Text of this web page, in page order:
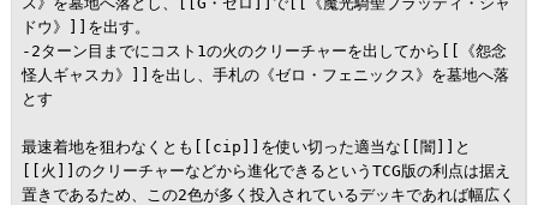
ドウ》]]を出す。
-2ターン目までにコスト1の火のクリーチャーを出してから[[《怨念
怪人ギャスカ》]]を出し、手札の《ゼロ・フェニックス》を墓地へ落
とす
最速着地を狙わなくとも[[cip]]を使い切った適当な[[闇]]と
[[火]]のクリーチャーなどから進化できるというTCG版の利点は据え
置きであるため、この2色が多く投入されているデッキであれば幅広く